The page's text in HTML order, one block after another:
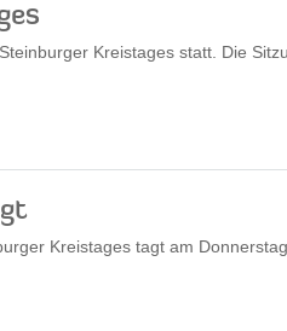
Kreistages statt. Die
Kreistages tagt am